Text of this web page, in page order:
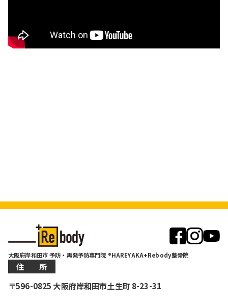
大阪府岸和田市 予防・再発予防専門院 ®HAREYAKA+Rebody整骨院
住 所
〒596-0825 大阪府岸和田市土生町 8-23-31